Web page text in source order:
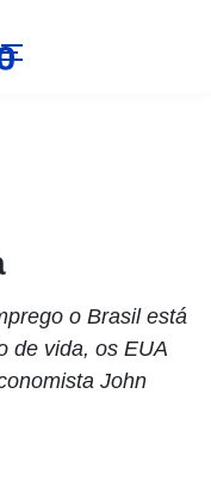
o Brasil está
de vida, os EUA
John